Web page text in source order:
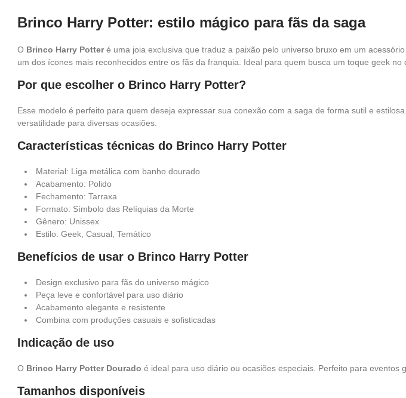
Brinco Harry Potter: estilo mágico para fãs da saga
O Brinco Harry Potteré uma joia exclusiva que traduz a paixão pelo universo bruxo em um
um dos ícones mais reconhecidos entre os fãs da franquia. Ideal para quem busca um toque geek no
Por que escolher o Brinco Harry Potter?
Esse modelo é perfeito para quem deseja expressar sua conexão com a saga de forma sutil e
versatilidade para diversas ocasiões.
Características técnicas do Brinco Harry Potter
Material: Liga metálica com banho dourado
Acabamento: Polido
Fechamento: Tarraxa
Formato: Símbolo das Relíquias da Morte
Gênero: Unissex
Estilo: Geek, Casual, Temático
Benefícios de usar o Brinco Harry Potter
Design exclusivo para fãs do universo mágico
Peça leve e confortável para uso diário
Acabamento elegante e resistente
Combina com produções casuais e sofisticadas
Indicação de uso
O Brinco Harry Potter Dourado é ideal para uso diário ou ocasiões especiais. Perfeito para
Tamanhos disponíveis